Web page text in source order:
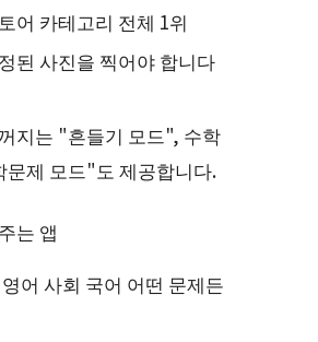
어 카테고리 전체 1위
된 사진을 찍어야 합니다
지는 "흔들기 모드", 수학
제 모드"도 제공합니다.
는 앱
어 사회 국어 어떤 문제든